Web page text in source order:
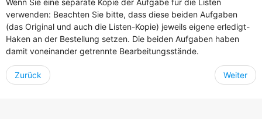
Wenn Sie eine separate Kopie der Aufgabe für die Listen
verwenden: Beachten Sie bitte, dass diese beiden Aufgaben
(das Original und auch die Listen-Kopie) jeweils eigene erledigt-
Haken an der Bestellung setzen. Die beiden Aufgaben haben
damit voneinander getrennte Bearbeitungsstände.
Zurück Weiter